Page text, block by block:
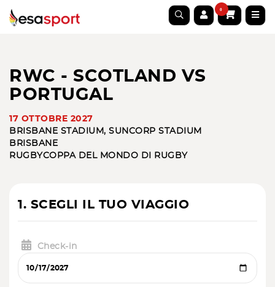
0
RWC - SCOTLAND VS
PORTUGAL
17 OTTOBRE 2027
BRISBANE STADIUM, SUNCORP STADIUM
BRISBANE
RUGBYCOPPA DEL MONDO DI RUGBY
1. SCEGLI IL TUO VIAGGIO
Check-in